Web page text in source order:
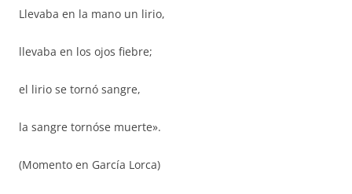
Llevaba en la mano un lirio,
llevaba en los ojos fiebre;
el lirio se tornó sangre,
la sangre tornóse muerte».
(Momento en García Lorca)